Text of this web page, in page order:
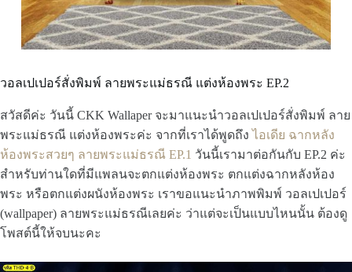
วอลเปเปอร์สั่งพิมพ์ ลายพระแม่ธรณี แต่งห้องพระ EP.2
สวัสดีค่ะ วันนี้ CKK Wallaper จะมาแนะนำวอลเปเปอร์สั่งพิมพ์ ลาย
พระแม่ธรณี แต่งห้องพระค่ะ จากที่เราได้พูดถึงไอเดีย ฉากหลัง
ห้องพระสวยๆ ลายพระแม่ธรณี EP.1 วันนี้เรามาต่อกันกับ EP.2 ค่ะ
สำหรับท่านใดที่มีแพลนจะตกแต่งห้องพระ ตกแต่งฉากหลังห้อง
พระ หรือตกแต่งผนังห้องพระ เราขอแนะนำภาพพิมพ์ วอลเปเปอร์
(wallpaper) ลายพระแม่ธรณีเลยค่ะ ว่าแต่จะเป็นแบบไหนนั้น ต้องดู
โพสต์นี้ให้จบนะคะ